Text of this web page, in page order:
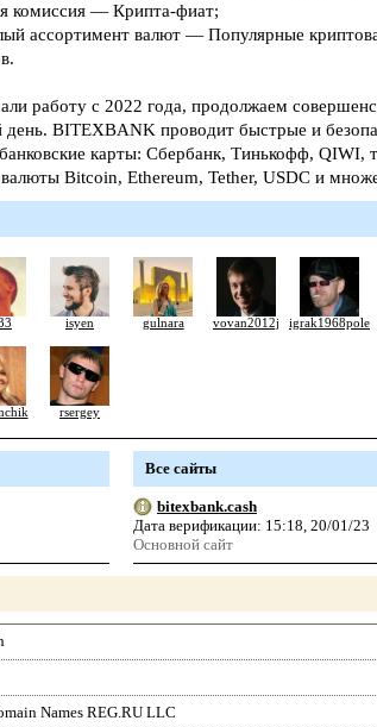
комиссия — Крипта-фиат;
ассортимент валют — Популярные
работу с 2022 года, продолжаем
день. BITEXBANK проводит быстрые и
карты: Сбербанк, Тинькофф, QIWI,
Bitcoin, Ethereum, Tether, USDC и
isyen gulnara vovan2012j igrak1968pole
rsergey
Все сайты
bitexbank.cash
Дата верификации: 15:18, 20/01/23
Основной сайт
Names REG.RU LLC